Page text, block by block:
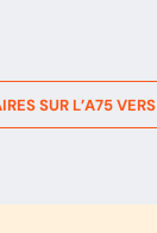
SUR L’A75VERS